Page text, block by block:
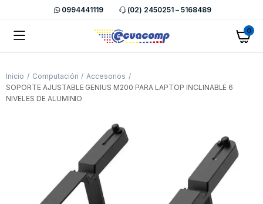
0994441119 (02) 2450251 – 5168489
0
Inicio Computación
Accesorios
SOPORTE AJUSTABLE GENIUS M200 PARA LAPTOP INCLINABLE 6
NIVELES DE ALUMINIO